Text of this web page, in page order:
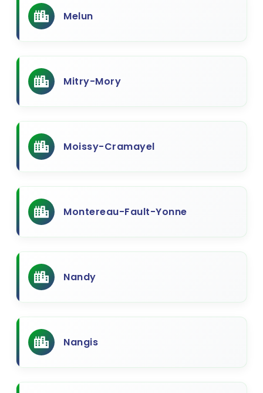
Melun
Mitry-Mory
Moissy-Cramayel
Montereau-Fault-Yonne
Nandy
Nangis